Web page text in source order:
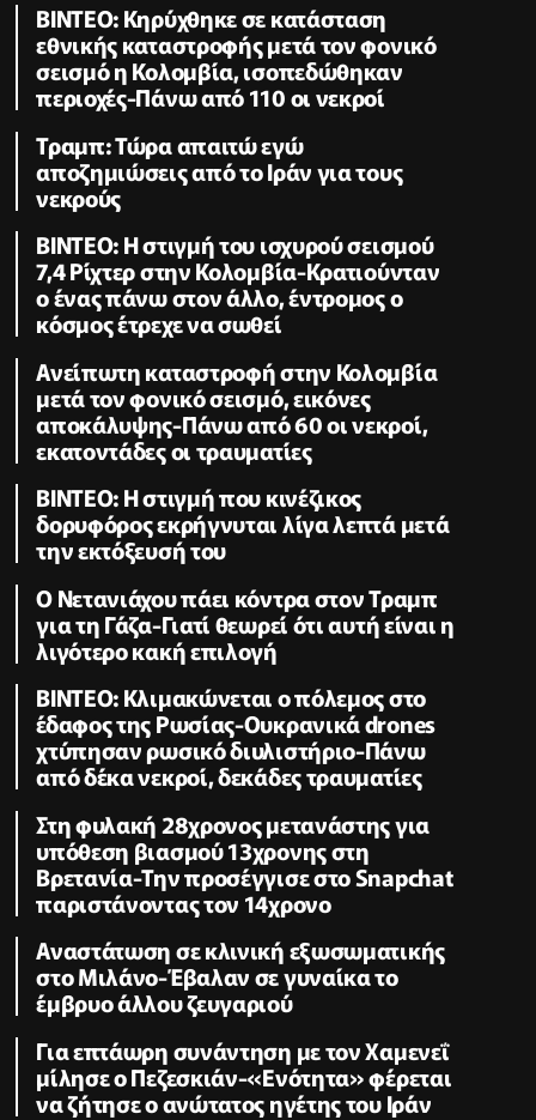
ΒΙΝTEO: Kηρύχθηκε σε κατάσταση
εθνικής καταστροφής μετά τον φονικό
σεισμό η Κολομβία, ισοπεδώθηκαν
περιοχές-Πάνω από 110 οι νεκροί
Τραμπ: Τώρα απαιτώ εγώ
αποζημιώσεις από το Ιράν για τους
νεκρούς
BINTEO: H στιγμή του ισχυρού σεισμού
7,4 Ρίχτερ στην Κολομβία-Κρατιούνταν
ο ένας πάνω στον άλλο, έντρομος ο
κόσμος έτρεχε να σωθεί
Ανείπωτη καταστροφή στην Κολομβία
μετά τον φονικό σεισμό, εικόνες
αποκάλυψης-Πάνω από 60 οι νεκροί,
εκατοντάδες οι τραυματίες
ΒΙΝΤΕΟ: Η στιγμή που κινέζικος
δορυφόρος εκρήγνυται λίγα λεπτά μετά
την εκτόξευσή του
Ο Νετανιάχου πάει κόντρα στον Τραμπ
για τη Γάζα-Γιατί θεωρεί ότι αυτή είναι η
λιγότερο κακή επιλογή
ΒΙΝΤΕΟ: Κλιμακώνεται ο πόλεμος στο
έδαφος της Ρωσίας-Ουκρανικά drones
χτύπησαν ρωσικό διυλιστήριο-Πάνω
από δέκα νεκροί, δεκάδες τραυματίες
Στη φυλακή 28χρονος μετανάστης για
υπόθεση βιασμού 13χρονης στη
Βρετανία-Την προσέγγισε στο Snapchat
παριστάνοντας τον 14χρονο
Αναστάτωση σε κλινική εξωσωματικής
στο Μιλάνο-Έβαλαν σε γυναίκα το
έμβρυο άλλου ζευγαριού
Για επτάωρη συνάντηση με τον Χαμενεΐ
μίλησε ο Πεζεσκιάν-«Ενότητα» φέρεται
να ζήτησε ο ανώτατος ηγέτης του Ιράν